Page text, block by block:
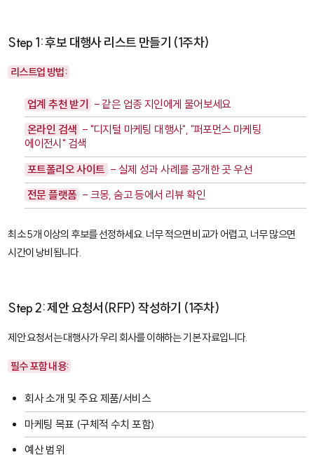
Step 1: 후보 대행사 리스트 만들기 (1주차)
리스트업 방법:
업계 추천 받기 - 같은 업종 지인에게 물어보세요
온라인 검색 - "디지털 마케팅 대행사", "퍼포먼스 마케팅
에이전시" 검색
포트폴리오 사이트 - 실제 성과 사례를 공개한 곳 우선
전문 플랫폼 - 크몽, 숨고 등에서 리뷰 확인
최소 5개 이상의 후보를 선정하세요. 너무 적으면 비교가 어렵고, 너무 많으면
시간이 낭비됩니다.
Step 2: 제안 요청서(RFP) 작성하기 (1주차)
제안 요청서는 대행사가 우리 회사를 이해하는 기본 자료입니다.
필수 포함 내용:
회사 소개 및 주요 제품/서비스
마케팅 목표 (구체적 수치 포함)
예산 범위